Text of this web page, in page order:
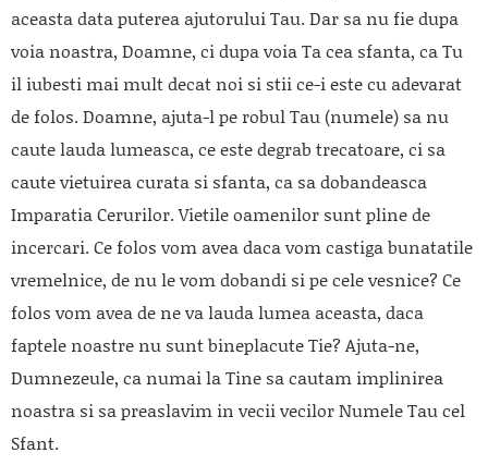
aceasta data puterea ajutorului Tau. Dar sa nu fie dupa
voia noastra, Doamne, ci dupa voia Ta cea sfanta, ca Tu
il iubesti mai mult decat noi si stii ce-i este cu adevarat
de folos. Doamne, ajuta-l pe robul Tau (numele) sa nu
caute lauda lumeasca, ce este degrab trecatoare, ci sa
caute vietuirea curata si sfanta, ca sa dobandeasca
Imparatia Cerurilor. Vietile oamenilor sunt pline de
incercari. Ce folos vom avea daca vom castiga bunatatile
vremelnice, de nu le vom dobandi si pe cele vesnice? Ce
folos vom avea de ne va lauda lumea aceasta, daca
faptele noastre nu sunt bineplacute Tie? Ajuta-ne,
Dumnezeule, ca numai la Tine sa cautam implinirea
noastra si sa preaslavim in vecii vecilor Numele Tau cel
Sfant.